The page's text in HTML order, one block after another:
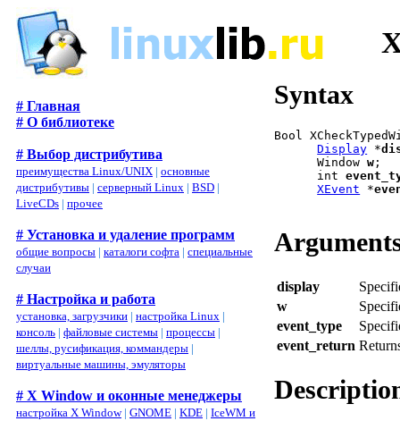
# Главная
# О библиотеке
# Выбор дистрибутива
преимущества Linux/UNIX | основные
дистрибутивы | серверный Linux | BSD |
LiveCDs | прочее
# Установка и удаление программ
общие вопросы | каталоги софта | специальные
случаи
# Настройка и работа
установка, загрузчики | настройка Linux |
консоль | файловые системы | процессы |
шеллы, русификация, коммандеры |
виртуальные машины, эмуляторы
# X Window и оконные менеджеры
настройка X Window| GNOME | KDE | IceWM и
Syntax
Bool
Display *
      Window
w ;
      int
XEvent *
display
w
event_type
event_return